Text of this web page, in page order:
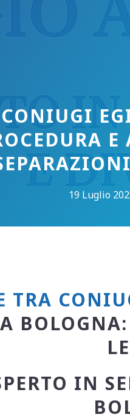
CONIUGI
E
19 Luglio
TRA
IN